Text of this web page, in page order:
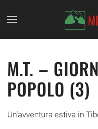
Skip to main content
M.T. –
POPOLO (3)
Un’avventura estiva in